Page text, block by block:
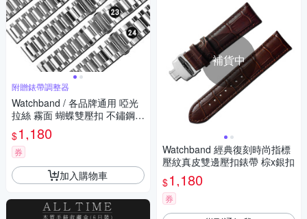
附贈錶帶調整器
Watchband / 各品牌通用 啞光
拉絲 霧面 蝴蝶雙壓扣 不鏽鋼錶
帶 銀色
$1,180
券
加入購物車
補貨中
Watchband 經典復刻時尚指標
壓紋真皮雙邊壓扣錶帶 棕x銀扣
$1,180
券